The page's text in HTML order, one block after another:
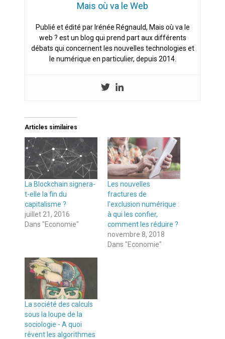
Mais où va le Web
Publié et édité par Irénée Régnauld, Mais où va le
web ? est un blog qui prend part aux différents
débats qui concernent les nouvelles technologies et
le numérique en particulier, depuis 2014.
Articles similaires
La Blockchain signera-
t-elle la fin du
capitalisme ?
juillet 21, 2016
Dans "Economie"
Les nouvelles
fractures de
l'exclusion numérique :
à qui les confier,
comment les réduire ?
novembre 8, 2018
Dans "Economie"
La société des calculs
sous la loupe de la
sociologie - A quoi
rêvent les algorithmes